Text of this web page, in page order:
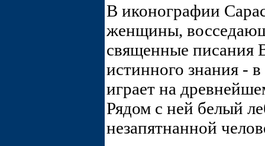
В иконографии
женщины,
священные писания
истинного знания -
играет на
Рядом с ней белый
незапятнанной